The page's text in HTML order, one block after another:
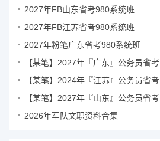
2027年FB山东省考980系统班
2027年FB江苏省考980系统班
2027年粉笔广东省考980系统班
【某笔】2027年『广东』公务员省考
【某笔】2024年『江苏』公务员省考
【某笔】2027年『山东』公务员省考
2026年军队文职资料合集